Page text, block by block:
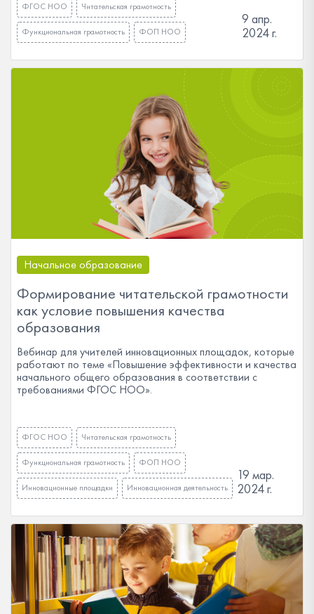
ФГОС НОО Читательская грамотность
Функциональная грамотность ФОП НОО
9 апр.
2024 г.
Начальное образование
Формирование читательской грамотности
как условие повышения качества
образования
Вебинар для учителей инновационных площадок, которые
работают по теме «Повышение эффективности и качества
начального общего образования в соответствии с
требованиями ФГОС НОО».
ФГОС НОО Читательская грамотность
Функциональная грамотность ФОП НОО
Инновационные площадки Инновационная деятельность
19 мар.
2024 г.